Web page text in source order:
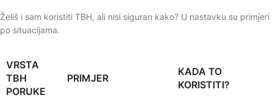
Želiš i sam koristiti TBH, ali nisi siguran kako? U nastavku su primjeri
po situacijama.
VRSTA
TBH
PORUKE
PRIMJER
KADA TO
KORISTITI?